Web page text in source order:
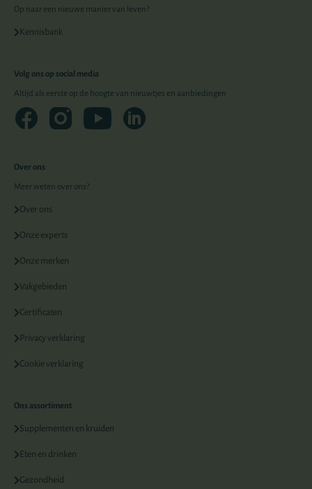
Op naar een nieuwe manier van leven?
Kennisbank
Volg ons op social media
Altijd als eerste op de hoogte van nieuwtjes en aanbiedingen
Over ons
Meer weten over ons?
Over ons
Onze experts
Onze merken
Vakgebieden
Certificaten
Privacy verklaring
Cookie verklaring
Ons assortiment
Supplementen en kruiden
Eten en drinken
Gezondheid